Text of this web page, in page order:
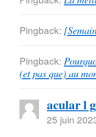
Pingback:
Pingback:
(et pas que) au
acular l
25 juin